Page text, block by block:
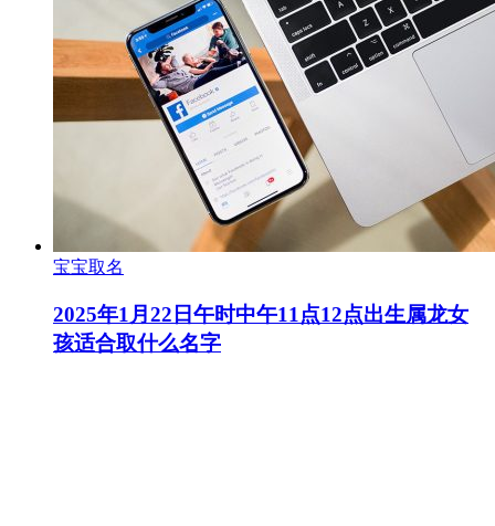
宝宝取名
2025年1月22日午时中午11点12点出生属龙女
孩适合取什么名字